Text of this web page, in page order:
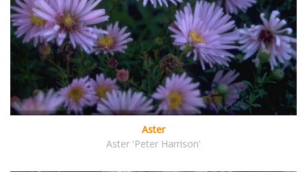
Aster
Aster 'Peter Harrison'